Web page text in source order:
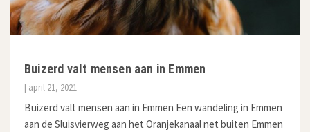
Buizerd valt mensen aan in Emmen
| april 21, 2021
Buizerd valt mensen aan in Emmen Een wandeling in Emmen
aan de Sluisvierweg aan het Oranjekanaal net buiten Emmen